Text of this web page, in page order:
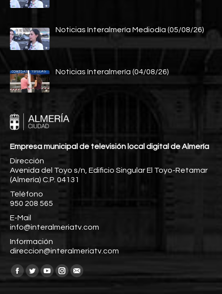
Noticias Interalmería Mediodía (05/08/26)
Noticias Interalmería (04/08/26)
Empresa municipal de televisión local digital de Almería
Dirección
Avenida del Toyo s/n, Edificio Singular El Toyo-Retamar
(Almería) C.P. 04131
Teléfono
950 208 565
E-Mail
info@interalmeriatv.com
Información
direccion@interalmeriatv.com
Encuéntranos en:
Facebook
TwitterYouTube
Instagram
Mail